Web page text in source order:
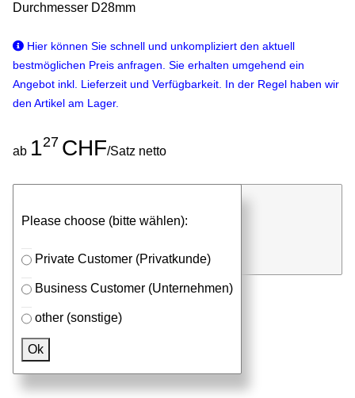
Durchmesser D28mm
Hier können Sie schnell und unkompliziert den aktuell
bestmöglichen Preis anfragen. Sie erhalten umgehend ein
Angebot inkl. Lieferzeit und Verfügbarkeit. In der Regel haben wir
den Artikel am Lager.
ab 127 CHF/Satz netto
Please choose (bitte wählen):
Private Customer (Privatkunde)
Business Customer (Unternehmen)
other (sonstige)
Ok
⮮
Satz in Anfrageliste
Passendes Zubehör
Aluprofile